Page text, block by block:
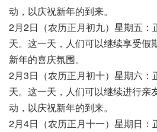
动，以庆祝新年的到来。
2月2日（农历正月初九）星期五：
天。这一天，人们可以继续享受假
新年的喜庆氛围。
2月3日（农历正月初十）星期六：
天。这一天，人们可以继续进行亲
动，以庆祝新年的到来。
2月4日（农历正月十一）星期日：